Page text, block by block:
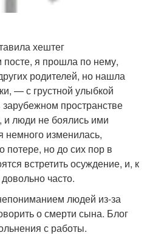
хештег
я прошла по нему,
родителей, но нашла
— с грустной улыбкой
пространстве
и люди не боялись ими
немного изменилась,
потере, но до сих пор в
встретить осуждение, и, к
часто.
людей из-за
о смерти сына. Блог
с работы.